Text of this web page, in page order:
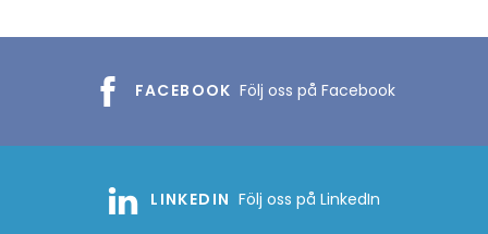
FACEBOOK Följ oss på Facebook
LINKEDIN Följ oss på LinkedIn